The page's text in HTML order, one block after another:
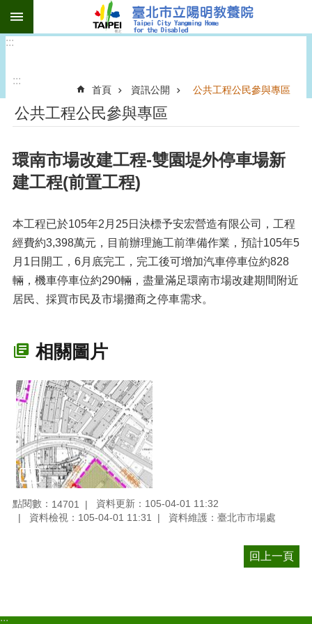
跳到主要內容區塊
:::
:::
首頁 資訊公開 公共工程公民參與專區
公共工程公民參與專區
環南市場改建工程-雙園堤外停車場新
建工程(前置工程)
本工程已於105年2月25日決標予安宏營造有限公司，工程
經費約3,398萬元，目前辦理施工前準備作業，預計105年5
月1日開工，6月底完工，完工後可增加汽車停車位約828
輛，機車停車位約290輛，盡量滿足環南市場改建期間附近
居民、採買市民及市場攤商之停車需求。
相關圖片
點閱數： 14701
資料更新：105-04-01 11:32
資料檢視：105-04-01 11:31
資料維護：臺北市市場處
回上一頁